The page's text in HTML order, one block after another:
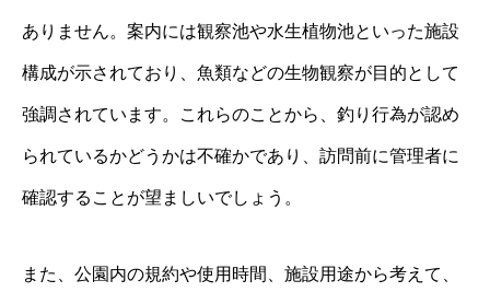
ありません。案内には観察池や水生植物池といった施設
構成が示されており、魚類などの生物観察が目的として
強調されています。これらのことから、釣り行為が認め
られているかどうかは不確かであり、訪問前に管理者に
確認することが望ましいでしょう。
また、公園内の規約や使用時間、施設用途から考えて、